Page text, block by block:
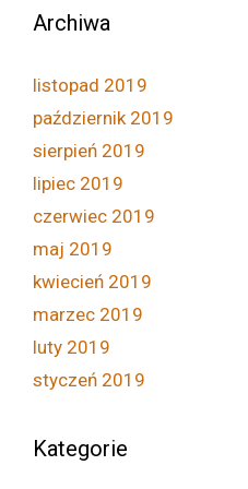
Archiwa
listopad 2019
październik 2019
sierpień 2019
lipiec 2019
czerwiec 2019
maj 2019
kwiecień 2019
marzec 2019
luty 2019
styczeń 2019
Kategorie